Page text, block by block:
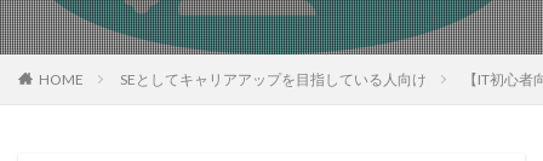
HOME SEとしてキャリアアップを目指している人向け 【IT初心